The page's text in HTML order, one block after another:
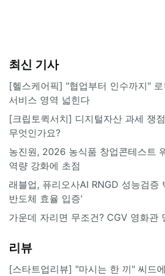
최신 기사
[헬스케어픽] "협업부터 인수까지" 로
서비스 영역 넓힌다
[크립토퀵서치] 디지털자산 과세 쟁
무엇인가요?
농진원, 2026 농식품 창업콘테스트 워
역량 강화에 초점
래블업, 퓨리오사AI RNGD 성능검증
반도체 효율 입증'
가운데 자리면 무조건? CGV 영화관
리뷰
[스타트업리뷰] "마시는 한 끼" 씨드